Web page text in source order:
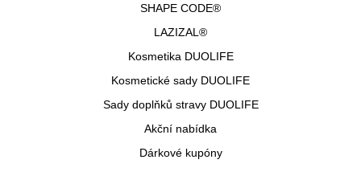
SHAPE CODE®
LAZIZAL®
Kosmetika DUOLIFE
Kosmetické sady DUOLIFE
Sady doplňků stravy DUOLIFE
Akční nabídka
Dárkové kupóny